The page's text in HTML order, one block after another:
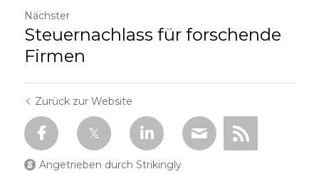
Nächster
Steuernachlass für forschende
Firmen
Zurück zur Website
Angetrieben durch Strikingly